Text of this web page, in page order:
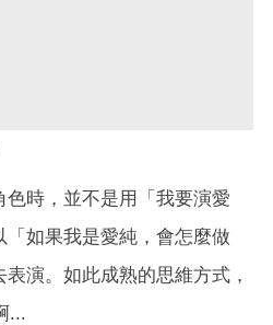
時，並不是用「我要演愛
如果我是愛純，會怎麼做
演。如此成熟的思維方式，
...